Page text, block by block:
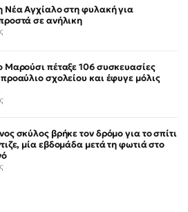
Νέα Αγχίαλο στη φυλακή για
σε ανήλικη
Μαρούσι πέταξε 106 συσκευασίες
σχολείου και έφυγε μόλις
σκύλος βρήκε τον δρόμο για το σπίτι
μία εβδομάδα μετά τη φωτιά στο